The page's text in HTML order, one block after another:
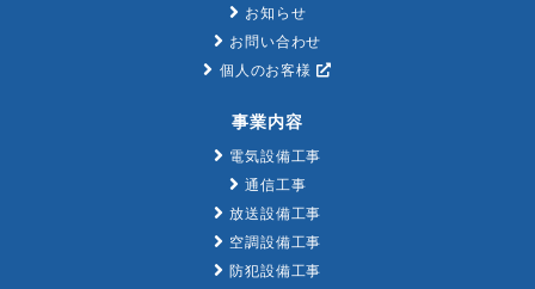
お知らせ
お問い合わせ
個人のお客様
事業内容
電気設備工事
通信工事
放送設備工事
空調設備工事
防犯設備工事